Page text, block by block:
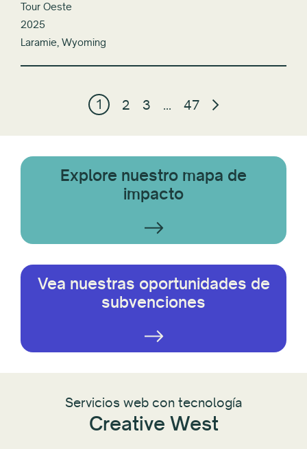
Tour Oeste
2025
Laramie, Wyoming
1 2 3 ... 47
Explore nuestro mapa de
impacto
Vea nuestras oportunidades de
subvenciones
Servicios web con tecnología
Creative West